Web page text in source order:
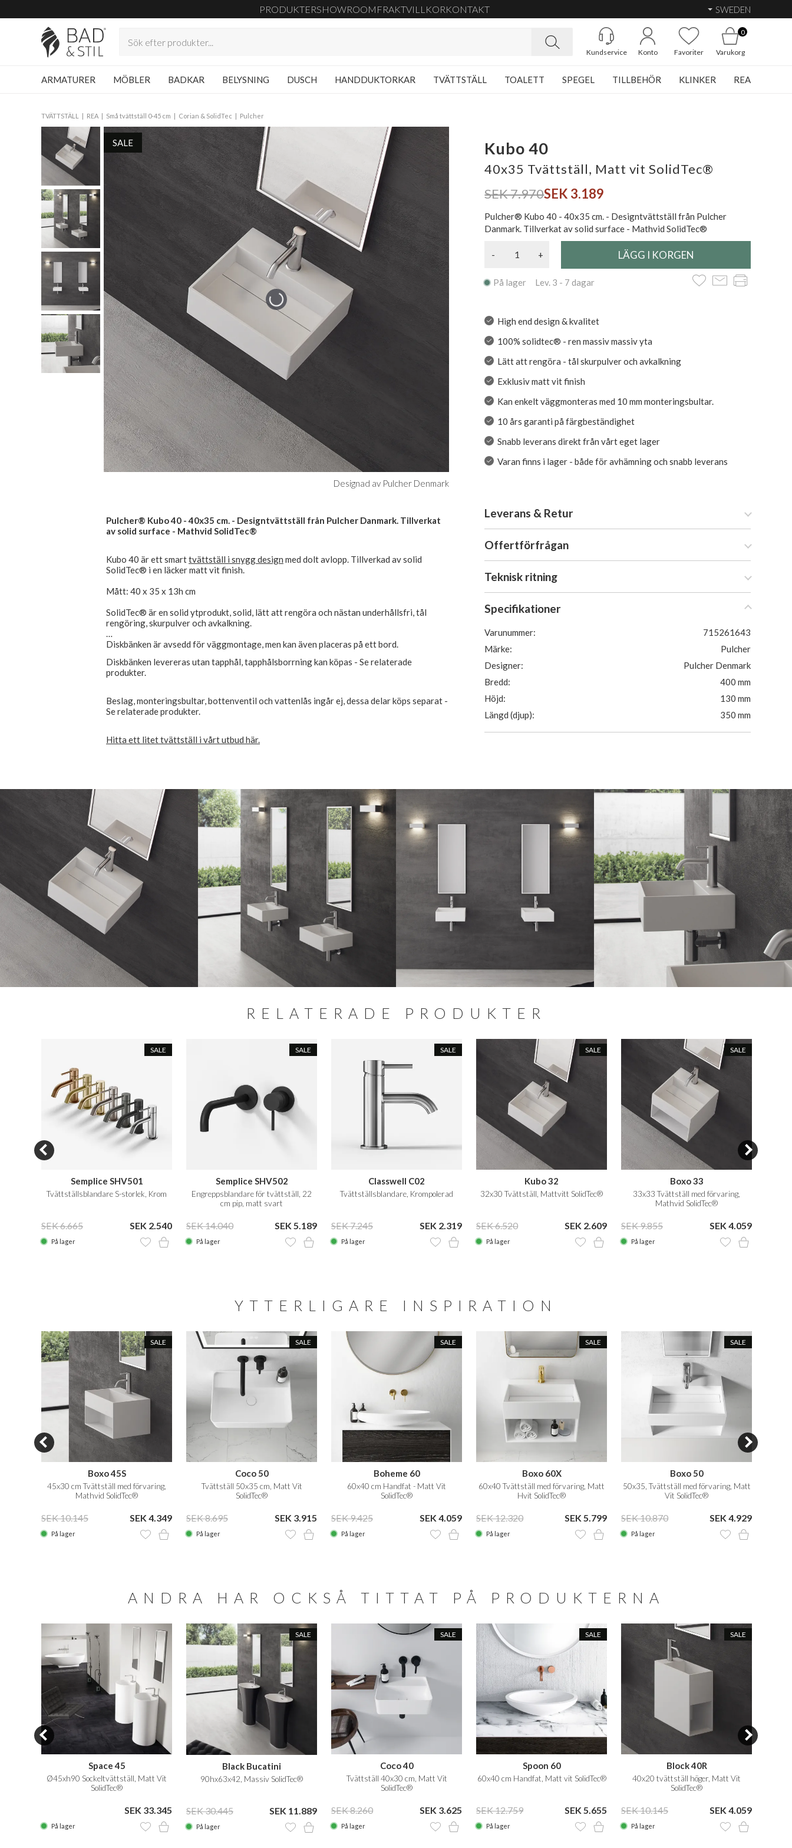
PRODUKTERSHOWROOM FRAKTVILLKORKONTAKT SWEDEN
Kundservice Konto Favoriter
0
Varukorg
ARMATURER MÖBLER BADKAR BELYSNING DUSCH HANDDUKTORKAR TVÄTTSTÄLL TOALETT SPEGEL TILLBEHÖR KLINKER REA
TVÄTTSTÄLL REA Små tvättställ 0-45 cm Corian & SolidTec Pulcher
SALE
Designad av Pulcher Denmark
Pulcher® Kubo 40 - 40x35 cm. - Designtvättställ från Pulcher Danmark. Tillverkat
av solid surface - Mathvid SolidTec®
Kubo 40 är ett smarttvättställ i snygg design med dolt avlopp. Tillverkad av solid
SolidTec® i en läcker matt vit finish.
Mått: 40 x 35 x 13h cm
SolidTec® är en solid ytprodukt, solid, lätt att rengöra och nästan underhållsfri, tål
rengöring, skurpulver och avkalkning.
Diskbänken är avsedd för väggmontage, men kan även placeras på ett bord.
Diskbänken levereras utan tapphål, tapphålsborrning kan köpas - Se relaterade
produkter.
Beslag, monteringsbultar, bottenventil och vattenlås ingår ej, dessa delar köps separat -
Se relaterade produkter.
Hitta ett litet tvättställ i vårt utbud här.
Kubo 40
40x35 Tvättställ, Matt vit SolidTec®
SEK 7.970SEK 3.189
Pulcher® Kubo 40 - 40x35 cm. - Designtvättställ från Pulcher
Danmark. Tillverkat av solid surface - Mathvid SolidTec®
- +
På lager Lev. 3 - 7 dagar
High end design & kvalitet
100% solidtec® - ren massiv massiv yta
Lätt att rengöra - tål skurpulver och avkalkning
Exklusiv matt vit finish
Kan enkelt väggmonteras med 10 mm monteringsbultar.
10 års garanti på färgbeständighet
Snabb leverans direkt från vårt eget lager
Varan finns i lager - både för avhämning och snabb leverans
Leverans & Retur
Offertförfrågan
Teknisk ritning
Specifikationer
Varunummer:
715261643
Märke:
Pulcher
Designer:
Pulcher Denmark
Bredd:
400 mm
Höjd:
130 mm
Längd (djup):
350 mm
RELATERADE PRODUKTER
SALE
Semplice SHV501
Tvättställsblandare S-storlek, Krom
SEK 6.665 SEK 2.540
På lager
SALE
Semplice SHV502
Engreppsblandare för tvättställ, 22
cm pip, matt svart
SEK 14.040 SEK 5.189
På lager
SALE
Classwell C02
Tvättställsblandare, Krompolerad
SEK 7.245 SEK 2.319
På lager
SALE
Kubo 32
32x30 Tvättställ, Mattvitt SolidTec®
SEK 6.520 SEK 2.609
På lager
SALE
Boxo 33
33x33 Tvättställ med förvaring,
Mathvid SolidTec®
SEK 9.855 SEK 4.059
På lager
YTTERLIGARE INSPIRATION
SALE
Boxo 45S
45x30 cm Tvättställ med förvaring,
Mathvid SolidTec®
SEK 10.145 SEK 4.349
På lager
SALE
Coco 50
Tvättställ 50x35 cm, Matt Vit
SolidTec®
SEK 8.695 SEK 3.915
På lager
SALE
Boheme 60
60x40 cm Handfat - Matt Vit
SolidTec®
SEK 9.425 SEK 4.059
På lager
SALE
Boxo 60X
60x40 Tvättställ med förvaring, Matt
Hvit SolidTec®
SEK 12.320 SEK 5.799
På lager
SALE
Boxo 50
50x35, Tvättställ med förvaring, Matt
Vit SolidTec®
SEK 10.870 SEK 4.929
På lager
ANDRA HAR OCKSÅ TITTAT PÅ PRODUKTERNA
Space 45
Ø45xh90 Sockeltvättställ, Matt Vit
SolidTec®
SEK 33.345
På lager
SALE
Black Bucatini
90hx63x42, Massiv SolidTec®
SEK 30.445 SEK 11.889
På lager
SALE
Coco 40
Tvättställ 40x30 cm, Matt Vit
SolidTec®
SEK 8.260 SEK 3.625
På lager
SALE
Spoon 60
60x40 cm Handfat, Matt vit SolidTec®
SEK 12.759 SEK 5.655
På lager
SALE
Block 40R
40x20 tvättställ höger, Matt Vit
SolidTec®
SEK 10.145 SEK 4.059
På lager